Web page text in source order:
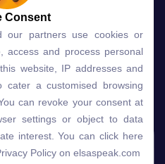
ELSA dành
bạn
Free Premium
our partners use cookies or
access and process personal
website, IP addresses and
a customised browsing
can revoke your consent at
settings or object to data
interest. You can click here
Policy on elsaspeak.com
Consent
our partners use cookies or
access and process personal
website, IP addresses and
a customised browsing
can revoke your consent at
settings or object to data
interest. You can click here
Policy on elsaspeak.com